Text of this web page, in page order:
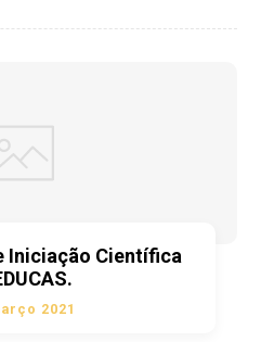
Iniciação Científica
2021